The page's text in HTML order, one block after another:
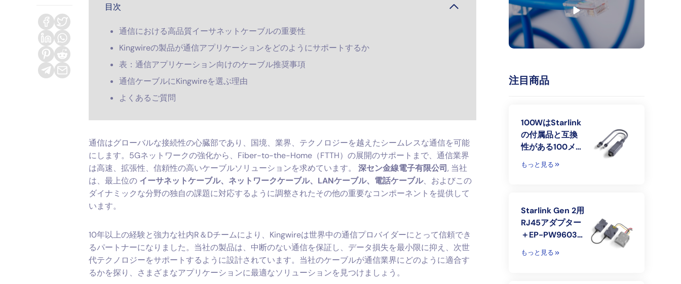
目次
通信における高品質イーサネットケーブルの重要性
Kingwireの製品が通信アプリケーションをどのようにサポートするか
表：通信アプリケーション向けのケーブル推奨事項
通信ケーブルにKingwireを選ぶ理由
よくあるご質問
通信はグローバルな接続性の心臓部であり、国境、業界、テクノロジーを越えたシームレスな通信を可能
にします。5Gネットワークの強化から、Fiber-to-the-Home（FTTH）の展開のサポートまで、通信業界
は高速、拡張性、信頼性の高いケーブルソリューションを求めています。 深セン金線電子有限公司, 当社
は、最上位の イーサネットケーブル、ネットワークケーブル、LANケーブル、電話ケーブル、およびこの
ダイナミックな分野の独自の課題に対応するように調整されたその他の重要なコンポーネントを提供して
います。
10年以上の経験と強力な社内R＆Dチームにより、Kingwireは世界中の通信プロバイダーにとって信頼でき
るパートナーになりました。当社の製品は、中断のない通信を保証し、データ損失を最小限に抑え、次世
代テクノロジーをサポートするように設計されています。当社のケーブルが通信業界にどのように適合す
るかを探り、さまざまなアプリケーションに最適なソリューションを見つけましょう。
注目商品
100WはStarlink
の付属品と互換
性がある100メー
トルまでのギガ
ビットPOEのデ
もっと見る
Starlink Gen 2用
RJ45アダプター
＋EP-PW9603
150W PoEインジ
ェクター＋
もっと見る